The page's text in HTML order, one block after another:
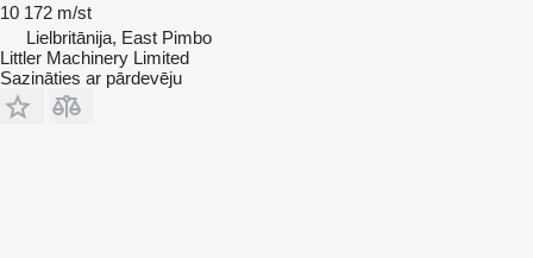
10 172 m/st
Lielbritānija, East Pimbo
Littler Machinery Limited
Sazināties ar pārdevēju